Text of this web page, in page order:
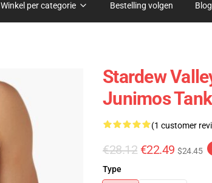
Winkel per categorie Bestelling volgen Blog
Stardew
Junimos
(1 customer
€28.12 €22.49 $24.45
Type